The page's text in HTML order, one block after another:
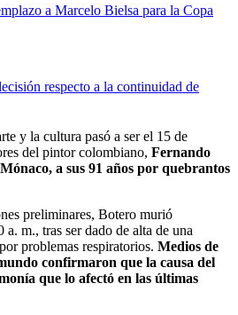
a Marcelo Bielsa para la Copa
respecto a la continuidad de
y la cultura pasó a ser el 15 de
del pintor colombiano, Fernando
a sus 91 años por quebrantos
preliminares, Botero murió
a. m., tras ser dado de alta de una
problemas respiratorios. Medios de
confirmaron que la causa del
que lo afectó en las últimas